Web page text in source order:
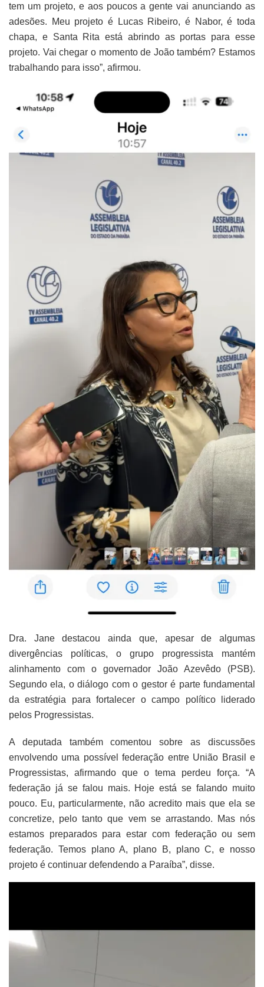
tem um projeto, e aos poucos a gente vai anunciando as
adesões. Meu projeto é Lucas Ribeiro, é Nabor, é toda
chapa, e Santa Rita está abrindo as portas para esse
projeto. Vai chegar o momento de João também? Estamos
trabalhando para isso”, afirmou.
Dra. Jane destacou ainda que, apesar de algumas
divergências políticas, o grupo progressista mantém
alinhamento com o governador João Azevêdo (PSB).
Segundo ela, o diálogo com o gestor é parte fundamental
da estratégia para fortalecer o campo político liderado
pelos Progressistas.
A deputada também comentou sobre as discussões
envolvendo uma possível federação entre União Brasil e
Progressistas, afirmando que o tema perdeu força. “A
federação já se falou mais. Hoje está se falando muito
pouco. Eu, particularmente, não acredito mais que ela se
concretize, pelo tanto que vem se arrastando. Mas nós
estamos preparados para estar com federação ou sem
federação. Temos plano A, plano B, plano C, e nosso
projeto é continuar defendendo a Paraíba”, disse.